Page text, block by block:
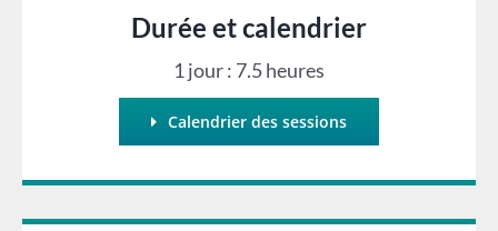
Durée et calendrier
1 jour : 7.5 heures
Calendrier des sessions